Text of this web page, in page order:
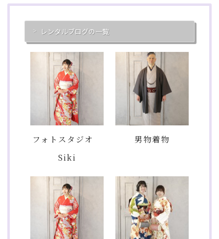
レンタルブログの一覧
フォトスタジオ
Siki
男物着物